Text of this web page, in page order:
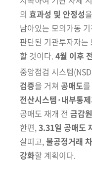
의 효과성 및 안정성을
남아있는 모의가동
판단된 기관투자자는
할 것이다. 4월 이후
중앙점검 시스템
검증을 거쳐 공매도
전산시스템·내부통제
공매도 재개 전 금감
한편,3.31일 공매도
살피고,불공정거래
강화할 계획이다.